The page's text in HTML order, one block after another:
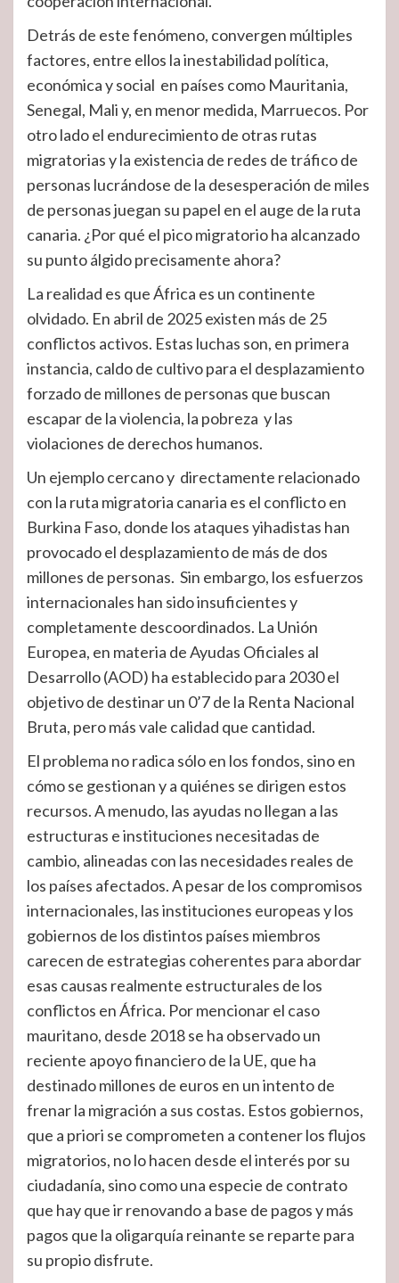
Detrás de este fenómeno, convergen múltiples
factores, entre ellos la inestabilidad política,
económica y social en países como Mauritania,
Senegal, Mali y, en menor medida, Marruecos. Por
otro lado el endurecimiento de otras rutas
migratorias y la existencia de redes de tráfico de
personas lucrándose de la desesperación de miles
de personas juegan su papel en el auge de la ruta
canaria. ¿Por qué el pico migratorio ha alcanzado
su punto álgido precisamente ahora?
La realidad es que África es un continente
olvidado. En abril de 2025 existen más de 25
conflictos activos. Estas luchas son, en primera
instancia, caldo de cultivo para el desplazamiento
forzado de millones de personas que buscan
escapar de la violencia, la pobreza y las
violaciones de derechos humanos.
Un ejemplo cercano y directamente relacionado
con la ruta migratoria canaria es el conflicto en
Burkina Faso, donde los ataques yihadistas han
provocado el desplazamiento de más de dos
millones de personas. Sin embargo, los esfuerzos
internacionales han sido insuficientes y
completamente descoordinados. La Unión
Europea, en materia de Ayudas Oficiales al
Desarrollo (AOD) ha establecido para 2030 el
objetivo de destinar un 0’7 de la Renta Nacional
Bruta, pero más vale calidad que cantidad.
El problema no radica sólo en los fondos, sino en
cómo se gestionan y a quiénes se dirigen estos
recursos. A menudo, las ayudas no llegan a las
estructuras e instituciones necesitadas de
cambio, alineadas con las necesidades reales de
los países afectados. A pesar de los compromisos
internacionales, las instituciones europeas y los
gobiernos de los distintos países miembros
carecen de estrategias coherentes para abordar
esas causas realmente estructurales de los
conflictos en África. Por mencionar el caso
mauritano, desde 2018 se ha observado un
reciente apoyo financiero de la UE, que ha
destinado millones de euros en un intento de
frenar la migración a sus costas. Estos gobiernos,
que a priori se comprometen a contener los flujos
migratorios, no lo hacen desde el interés por su
ciudadanía, sino como una especie de contrato
que hay que ir renovando a base de pagos y más
pagos que la oligarquía reinante se reparte para
su propio disfrute.